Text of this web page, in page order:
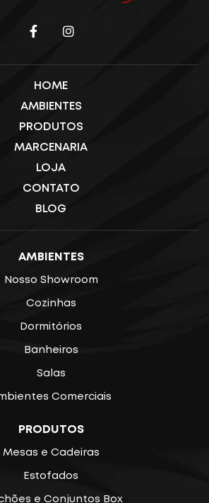
HOME
AMBIENTES
PRODUTOS
MARCENARIA
LOJA
CONTATO
BLOG
AMBIENTES
Nosso Showroom
Cozinhas
Dormitórios
Banheiros
Salas
Comerciais
PRODUTOS
Mesas e Cadeiras
Estofados
e Conjuntos Box